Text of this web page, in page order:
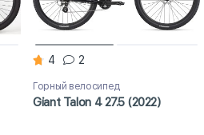
4 2
Горный велосипед
Giant Talon 4 27.5 (2022)